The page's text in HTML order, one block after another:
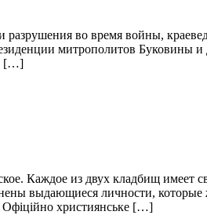
разрушения во время войны,
митрополитов Буковины и
[…]
Каждое из двух кладбищ
выдающиеся личности,
християнське […]